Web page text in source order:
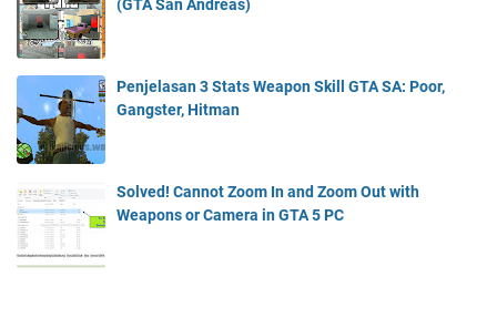
(GTA San Andreas)
Penjelasan 3 Stats Weapon Skill GTA SA: Poor,
Gangster, Hitman
Solved! Cannot Zoom In and Zoom Out with
Weapons or Camera in GTA 5 PC